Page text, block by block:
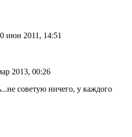
июн 2011, 14:51
2013, 00:26
советую ничего, у каждого